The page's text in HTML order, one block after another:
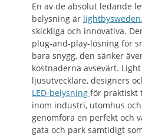
En av de absolut ledande
belysning är
skickliga och innovativa.
plug-and-play-lösning för
bara snygg, den sänker
kostnaderna avsevärt.
ljusutvecklare, designers
LED-belysning för praktiskt
inom industri, utomhus
genomföra en perfekt och
gata och park samtidigt